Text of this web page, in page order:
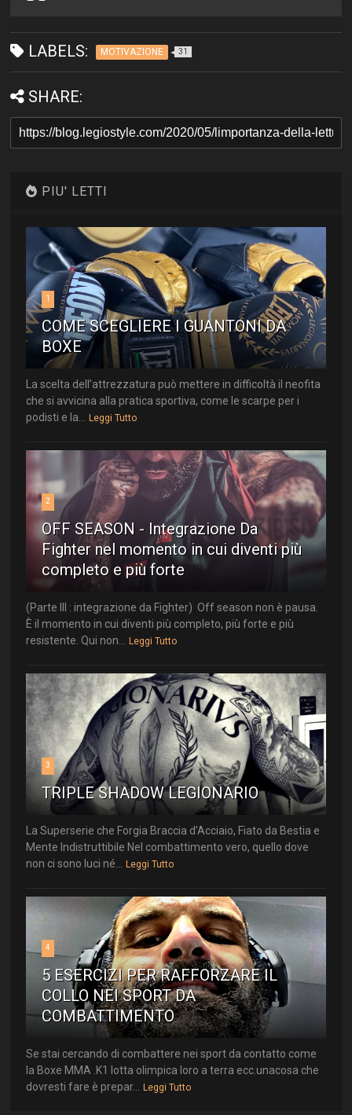
LABELS: MOTIVAZIONE 31
SHARE:
PIU' LETTI
1
COME SCEGLIERE I GUANTONI DA
BOXE
La scelta dell’attrezzatura può mettere in difficoltà il neofita
che si avvicina alla pratica sportiva, come le scarpe per i
podisti e la...
Leggi Tutto
2
OFF SEASON - Integrazione Da
Fighter nel momento in cui diventi più
completo e più forte
(Parte III : integrazione da Fighter) Off season non è pausa.
È il momento in cui diventi più completo, più forte e più
resistente. Qui non...
Leggi Tutto
3
TRIPLE SHADOW LEGIONARIO
La Superserie che Forgia Braccia d’Acciaio, Fiato da Bestia e
Mente Indistruttibile Nel combattimento vero, quello dove
non ci sono luci né...
Leggi Tutto
4
5 ESERCIZI PER RAFFORZARE IL
COLLO NEI SPORT DA
COMBATTIMENTO
Se stai cercando di combattere nei sport da contatto come
la Boxe MMA .K1 lotta olimpica loro a terra ecc.unacosa che
dovresti fare è prepar...
Leggi Tutto